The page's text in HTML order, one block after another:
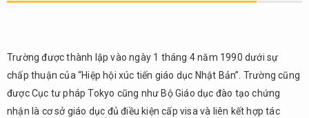
Nhật
ngữ
Shutoku
3.
Trường được thành lập vào ngày 1 tháng 4 năm 1990 dưới sự
chấp thuận của “Hiệp hội xúc tiến giáo dục Nhật Bản”. Trường cũng
được Cục tư pháp Tokyo cũng như Bộ Giáo dục đào tạo chứng
nhận là cơ sở giáo dục đủ điều kiện cấp visa và liên kết hợp tác